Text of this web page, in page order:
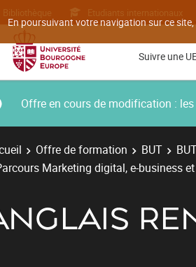
En poursuivant votre navigation sur ce
Bibliothèque Etudiants internationaux
Suivre une
Offre en cours de modification :
Offre de formation BUT
Marketing digital, e-business